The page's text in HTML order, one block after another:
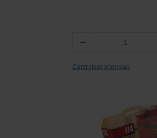
−
Controleer voorraad